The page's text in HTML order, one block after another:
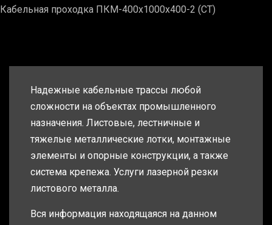
Кабельная проходка ПКМ-400х1000х400-2 (СТ)
Надежные кабельные трассы любой
сложности на объектах промышленного
назначения. Листовые, лестничные и
тяжелые металлические лотки, монтажные
элементы и опорные конструкции, а также
система крепежа. Услуги лазерной резки
листового металла.
Вся информация находящаяся на данном